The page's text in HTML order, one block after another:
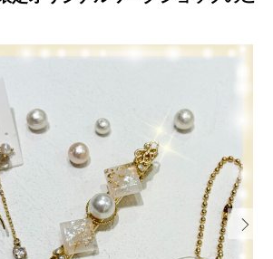
フロア
ショッ
レスト
アクセ
スタッ